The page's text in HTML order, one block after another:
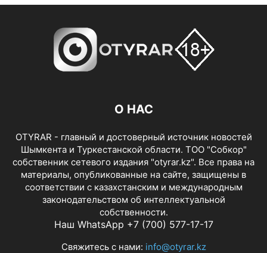
О НАС
OTYRAR - главный и достоверный источник новостей
Шымкента и Туркестанской области. ТОО "Собкор"
собственник сетевого издания "otyrar.kz". Все права на
материалы, опубликованные на сайте, защищены в
соответствии с казахстанским и международным
законодательством об интеллектуальной
собственности.
Наш WhatsApp +7 (700) 577-17-17
Свяжитесь с нами: info@otyrar.kz